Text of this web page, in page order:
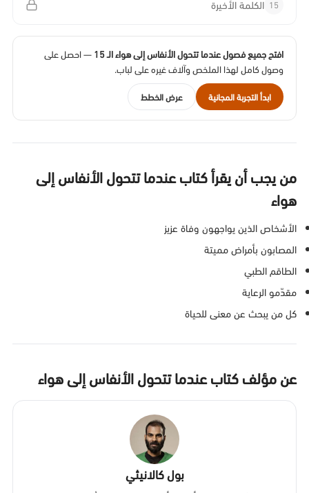
15 الكلمة الأخيرة
افتح جميع فصول عندما تتحول الأنفاس إلى هواء الـ 15
— احصل على
وصول كامل لهذا الملخص وآلاف غيره على لباب.
ابدأ التجربة المجانية عرض الخطط
من يجب أن يقرأ كتاب عندما تتحول الأنفاس إلى
هواء
الأشخاص الذين يواجهون وفاة عزيز
المصابون بأمراض مميتة
الطاقم الطبي
مقدّمو الرعاية
كل من يبحث عن معنى للحياة
عن مؤلف كتاب عندما تتحول الأنفاس إلى هواء
بول كالانيثي